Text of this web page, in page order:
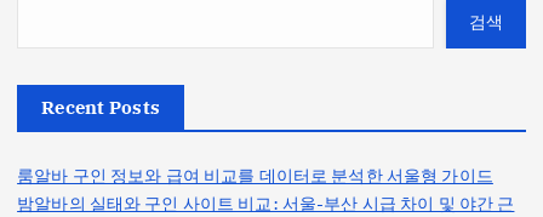
검색
Recent Posts
룸알바 구인 정보와 급여 비교를 데이터로 분석한 서울형 가이드
밤알바의 실태와 구인 사이트 비교: 서울-부산 시급 차이 및 야간 근